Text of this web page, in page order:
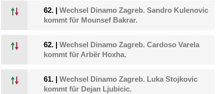
62. |Wechsel Dinamo Zagreb. Sandro Kulenovic
kommt für Mounsef Bakrar.
62. |Wechsel Dinamo Zagreb. Cardoso Varela
kommt für Arbër Hoxha.
61. |Wechsel Dinamo Zagreb. Luka Stojkovic
kommt für Dejan Ljubicic.